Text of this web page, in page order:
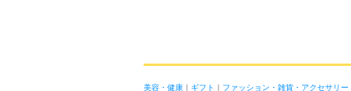
美容・健康 ｜ ギフト ｜ ファッション・雑貨・アクセサリー